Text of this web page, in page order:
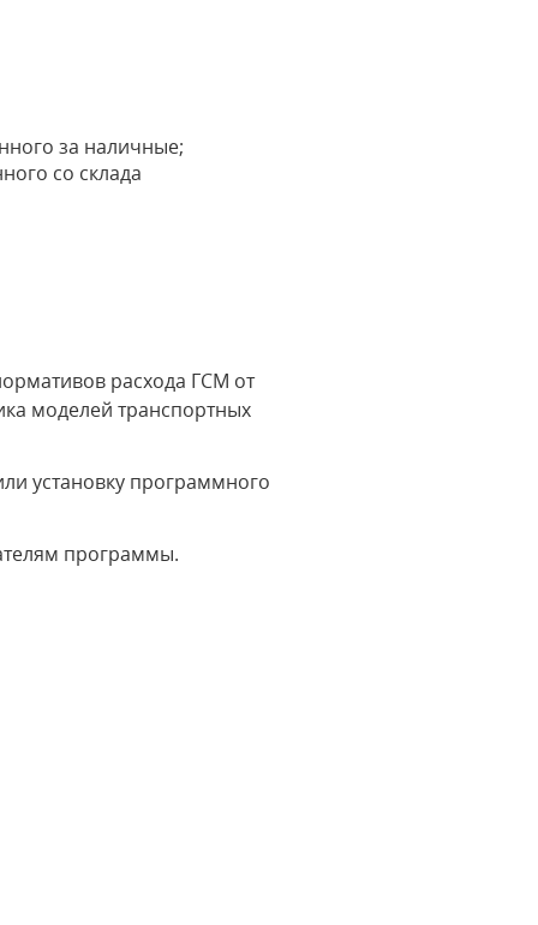
за наличные;
со склада
расхода ГСМ от
моделей транспортных
установку программного
программы.